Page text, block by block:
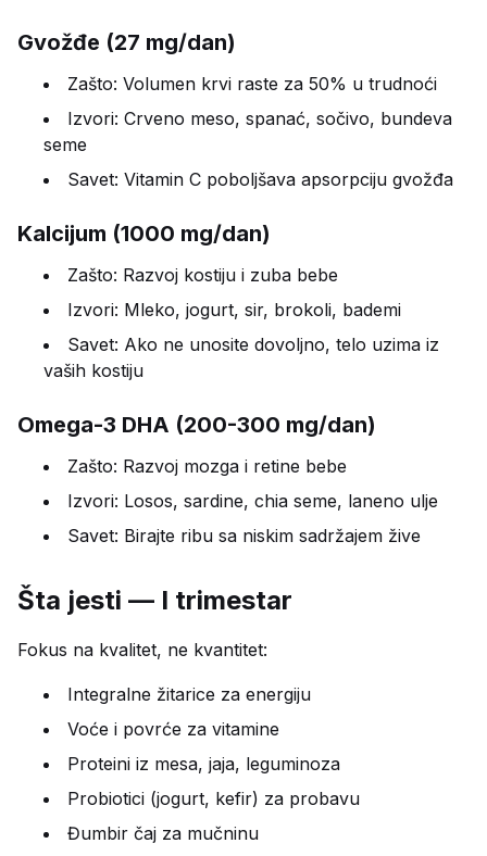
Gvožđe (27 mg/dan)
Zašto: Volumen krvi raste za 50% u trudnoći
Izvori: Crveno meso, spanać, sočivo, bundeva
seme
Savet: Vitamin C poboljšava apsorpciju gvožđa
Kalcijum (1000 mg/dan)
Zašto: Razvoj kostiju i zuba bebe
Izvori: Mleko, jogurt, sir, brokoli, bademi
Savet: Ako ne unosite dovoljno, telo uzima iz
vaših kostiju
Omega-3 DHA (200-300 mg/dan)
Zašto: Razvoj mozga i retine bebe
Izvori: Losos, sardine, chia seme, laneno ulje
Savet: Birajte ribu sa niskim sadržajem žive
Šta jesti — I trimestar
Fokus na kvalitet, ne kvantitet:
Integralne žitarice za energiju
Voće i povrće za vitamine
Proteini iz mesa, jaja, leguminoza
Probiotici (jogurt, kefir) za probavu
Đumbir čaj za mučninu